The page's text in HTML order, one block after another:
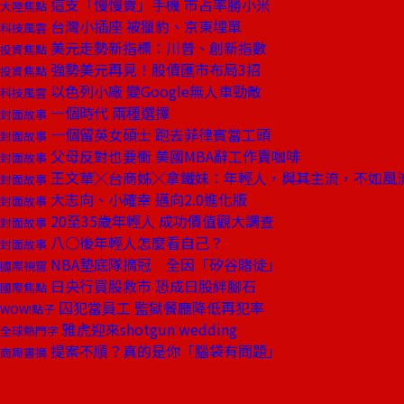
大陸焦點 這支「慢慢賣」手機 市占率勝小米
科技風雲 台灣小插座 被獵豹、京東埋單
投資焦點 美元走勢新指標：川普、創新指數
投資焦點 強勢美元再見！股債匯市布局3招
科技風雲 以色列小廠 變Google無人車勁敵
封面故事 一個時代 兩種選擇
封面故事 一個留英女碩士 跑去菲律賓當工頭
封面故事 父母反對也要衝 美國MBA辭工作賣咖啡
封面故事 王文華╳台商姊╳拿鐵妹：年輕人，與其主流，不如風
封面故事 大志向、小確幸 邁向2.0進化版
封面故事 20至35歲年輕人 成功價值觀大調查
封面故事 八○後年輕人怎麼看自己？
國際視窗 NBA墊底隊摘冠 全因「矽谷賭徒」
國際焦點 日央行買股救市 恐成日股絆腳石
WOW!點子 囚犯當員工 監獄餐廳降低再犯率
全球熱門字 雅虎迎來shotgun wedding
商周書摘 提案不順？真的是你「腦袋有問題」